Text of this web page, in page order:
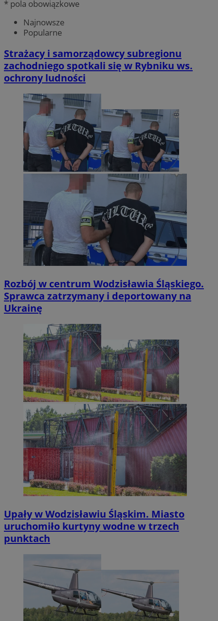
* pola obowiązkowe
Najnowsze
Popularne
Strażacy i samorządowcy subregionu
zachodniego spotkali się w Rybniku ws.
ochrony ludności
Rozbój w centrum Wodzisławia Śląskiego.
Sprawca zatrzymany i deportowany na
Ukrainę
Upały w Wodzisławiu Śląskim. Miasto
uruchomiło kurtyny wodne w trzech
punktach